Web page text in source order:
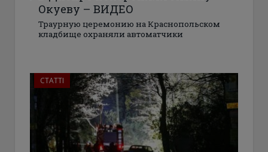
Окуеву – ВИДЕО
Траурную церемонию на Краснопольском
кладбище охраняли автоматчики
СТАТТІ